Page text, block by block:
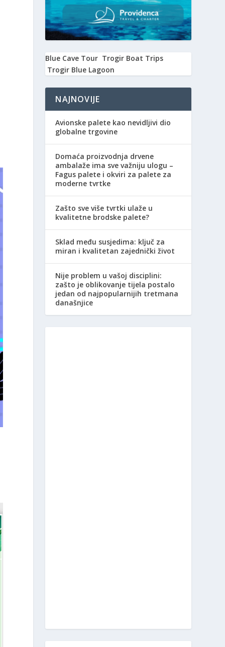
Blue Cave Tour Trogir Boat Trips
Trogir Blue Lagoon
NAJNOVIJE
Avionske palete kao nevidljivi dio
globalne trgovine
Domaća proizvodnja drvene
ambalaže ima sve važniju ulogu –
Fagus palete i okviri za palete za
moderne tvrtke
Zašto sve više tvrtki ulaže u
kvalitetne brodske palete?
Sklad među susjedima: ključ za
miran i kvalitetan zajednički život
Nije problem u vašoj disciplini:
zašto je oblikovanje tijela postalo
jedan od najpopularnijih tretmana
današnjice